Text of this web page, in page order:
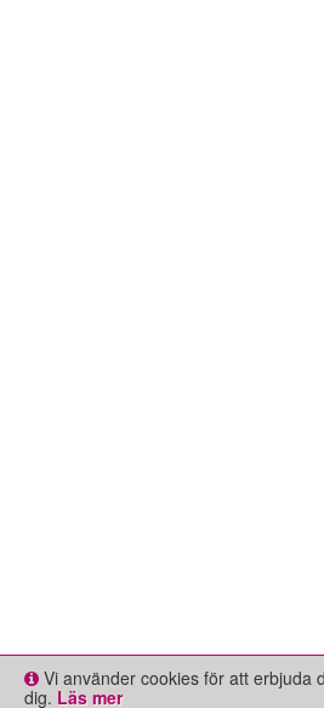
Vi använder cookies för att erbjuda
dig. Läs mer